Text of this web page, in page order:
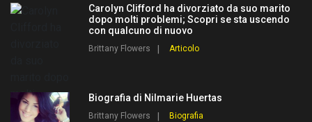
Carolyn Clifford ha divorziato da suo marito
dopo molti problemi; Scopri se sta uscendo
con qualcuno di nuovo
Brittany Flowers Articolo
Biografia di Nilmarie Huertas
Brittany Flowers Biografia